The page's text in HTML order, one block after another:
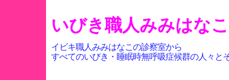
いびき職人みみはな
イビキ職人みみはなこの診察室から
すべてのいびき・睡眠時無呼吸症候群の人々と